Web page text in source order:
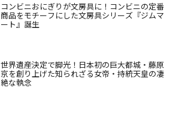
コンビニおにぎりが文房具に！コンビニの定番
商品をモチーフにした文房具シリーズ『ジムマ
ート』誕生
世界遺産決定で脚光！日本初の巨大都城・藤原
京を創り上げた知られざる女帝・持統天皇の凄
絶な執念